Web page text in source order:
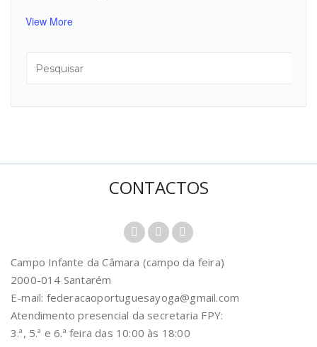
View More
CONTACTOS
Campo Infante da Câmara (campo da feira)
2000-014 Santarém
E-mail: federacaoportuguesayoga@gmail.com
Atendimento presencial da secretaria FPY:
3.ª, 5.ª e 6.ª feira das 10:00 às 18:00